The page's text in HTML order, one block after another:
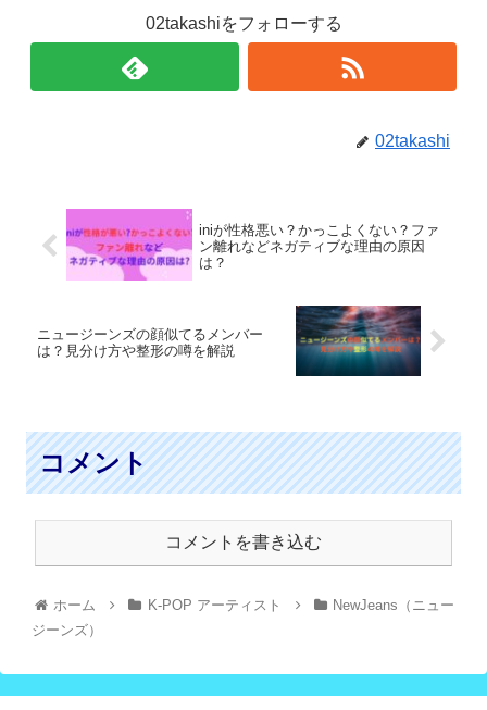
02takashiをフォローする
02takashi
iniが性格悪い？かっこよくない？ファ
ン離れなどネガティブな理由の原因
は？
ニュージーンズの顔似てるメンバー
は？見分け方や整形の噂を解説
コメント
コメントを書き込む
ホーム K-POP アーティスト
NewJeans（ニュー
ジーンズ）